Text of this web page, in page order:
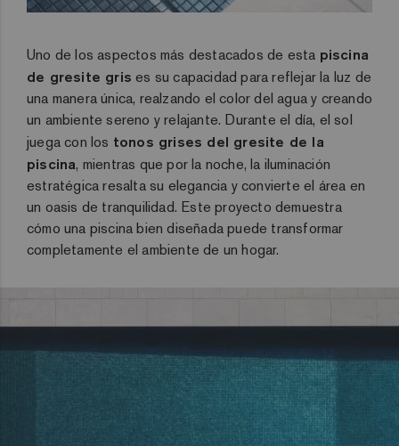
Uno de los aspectos más destacados de esta piscina
de gresite gris es su capacidad para reflejar la luz de
una manera única, realzando el color del agua y creando
un ambiente sereno y relajante. Durante el día, el sol
juega con los tonos grises del gresite de la
piscina, mientras que por la noche, la iluminación
estratégica resalta su elegancia y convierte el área en
un oasis de tranquilidad. Este proyecto demuestra
cómo una piscina bien diseñada puede transformar
completamente el ambiente de un hogar.